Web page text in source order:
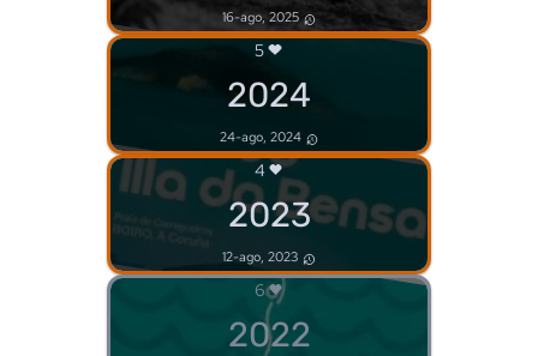
16-ago, 2025
5
2024
24-ago, 2024
4
2023
12-ago, 2023
6
2022